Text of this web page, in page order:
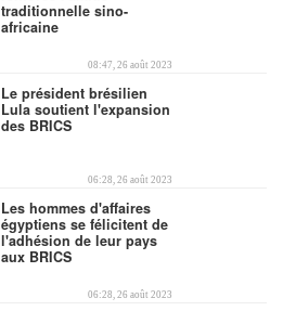
traditionnelle sino-
africaine
08:47, 26 août 2023
Le président brésilien
Lula soutient l'expansion
des BRICS
06:28, 26 août 2023
Les hommes d'affaires
égyptiens se félicitent de
l'adhésion de leur pays
aux BRICS
06:28, 26 août 2023